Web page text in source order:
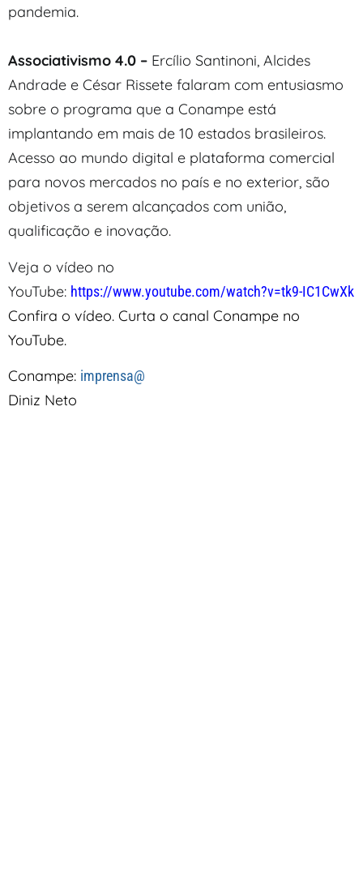
pandemia.
Associativismo 4.0 – Ercílio Santinoni, Alcides
Andrade e César Rissete falaram com entusiasmo
sobre o programa que a Conampe está
implantando em mais de 10 estados brasileiros.
Acesso ao mundo digital e plataforma comercial
para novos mercados no país e no exterior, são
objetivos a serem alcançados com união,
qualificação e inovação.
Veja o vídeo no
YouTube: https://www.youtube.com/watch?v=tk9-IC1CwXk
Confira o vídeo. Curta o canal Conampe no
YouTube.
Conampe: imprensa@
Diniz Neto